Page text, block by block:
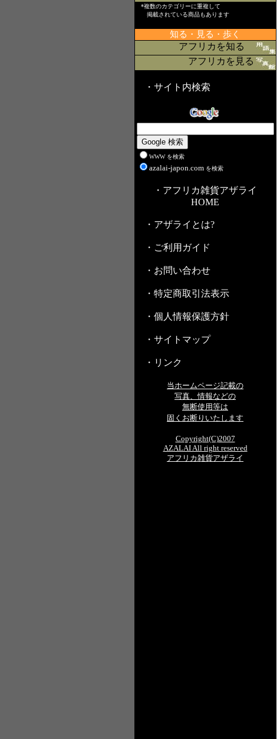
*複数のカテゴリーに重複して
掲載されている商品もあります
知る・見る・歩く
アフリカを知る
アフリカを見る
・サイト内検索
WWW を検索
azalai-japon.com を検索
・アフリカ雑貨アザライ
HOME
・アザライとは?
・ご利用ガイド
・お問い合わせ
・特定商取引法表示
・個人情報保護方針
・サイトマップ
・リンク
当ホームページ記載の
写真、情報などの
無断使用等は
固くお断りいたします
Copyright(C)2007
AZALAI All right reserved
アフリカ雑貨アザライ